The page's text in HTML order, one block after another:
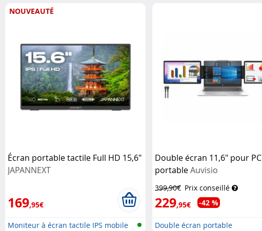
condensateur...
NOUVEAUTÉ
Écran portable tactile Full HD 15,6"
JAPANNEXT
169,95€
Moniteur à écran tactile IPS mobile
Double écran 11,6" pour PC
portableAuvisio
399,90€ Prix conseillé
229,95€ -42 %
Double écran portable